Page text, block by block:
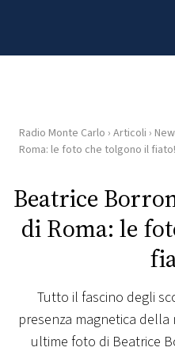
HOME
RADIO
WEB
PLAYLIST
NEWS
Radio Monte Carlo › Articoli ›
Roma: le foto che tolgono il fiato!
Beatrice
di Roma: le
Tutto il fascino degli
presenza magnetica della
ultime foto di Beatrice